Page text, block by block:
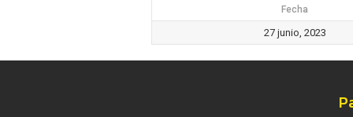
Fecha
27 junio, 2023